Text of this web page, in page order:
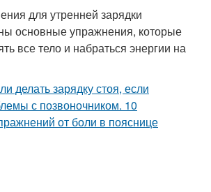
для утренней зарядки
основные упражнения, которые
все тело и набраться энергии на